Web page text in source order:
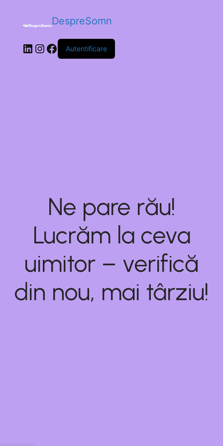
DespreSomn
Autentificare
Ne pare rău!
Lucrăm la ceva
uimitor – verifică
din nou, mai târziu!